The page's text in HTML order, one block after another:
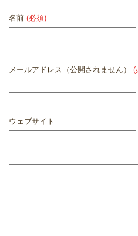
名前 (必須)
メールアドレス（公開されません） (
ウェブサイト